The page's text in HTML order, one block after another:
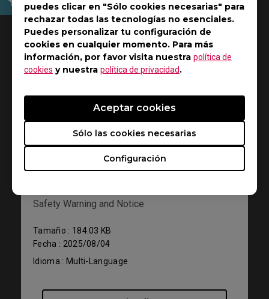
puedes clicar en "Sólo cookies necesarias" para
rechazar todas las tecnologías no esenciales.
Puedes personalizar tu configuración de
cookies en cualquier momento. Para más
información, por favor visita nuestra política de
cookies y nuestra política de privacidad.
Configuración
Sólo las cookies necesarias
Aceptar cookies
Manual de usuario
G-TR
Safety Warning and Notice
Tamaño : 184.03 KB
Fecha : 2025/08/04
Idioma : Multi-Language